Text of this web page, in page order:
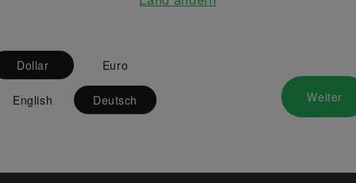
Dollar Euro
English Deutsch Weiter